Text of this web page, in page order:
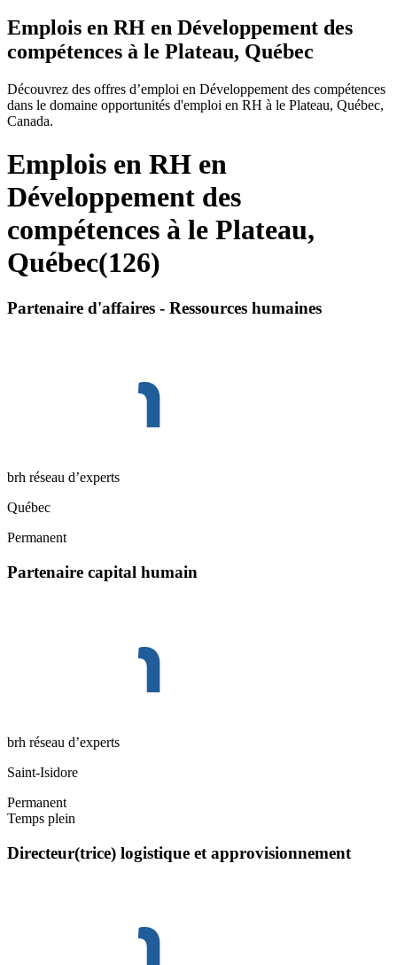
Emplois en RH en Développement des
compétences à le Plateau, Québec
Découvrez des offres d’emploi en Développement des compétences
dans le domaine opportunités d'emploi en RH à le Plateau, Québec,
Canada.
Emplois en RH en
Développement des
compétences à le Plateau,
Québec(126)
Partenaire d'affaires - Ressources humaines
brh réseau d’experts
Québec
Permanent
Partenaire capital humain
brh réseau d’experts
Saint-Isidore
Permanent
Temps plein
Directeur(trice) logistique et approvisionnement